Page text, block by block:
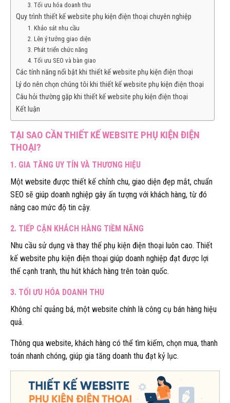
3. Tối ưu hóa doanh thu
Quy trình thiết kế website phụ kiện điện thoại chuyên nghiệp
1. Khảo sát nhu cầu
2. Lên ý tưởng giao diện
3. Phát triển chức năng
4. Tối ưu SEO và bàn giao
Các tính năng nổi bật khi thiết kế website phụ kiện điện thoại
Lý do nên chọn chúng tôi khi thiết kế website phụ kiện điện thoại
Câu hỏi thường gặp khi thiết kế website phụ kiện điện thoại
Kết luận
TẠI SAO CẦN THIẾT KẾ WEBSITE PHỤ KIỆN ĐIỆN
THOẠI?
1. GIA TĂNG UY TÍN VÀ THƯƠNG HIỆU
Một website được thiết kế chỉnh chu, giao diện đẹp mắt, chuẩn
SEO sẽ giúp doanh nghiệp gây ấn tượng với khách hàng, từ đó
nâng cao mức độ tin cậy.
2. TIẾP CẬN KHÁCH HÀNG TIỀM NĂNG
Nhu cầu sử dụng và thay thế phụ kiện điện thoại luôn cao. Thiết
kế website phụ kiện điện thoại giúp doanh nghiệp đạt được lợi
thế cạnh tranh, thu hút khách hàng trên toàn quốc.
3. TỐI ƯU HÓA DOANH THU
Không chỉ quảng bá, một website chính là công cụ bán hàng hiệu
quả.
Thông qua website, khách hàng có thể tìm kiếm, chọn mua, thanh
toán nhanh chóng, giúp gia tăng doanh thu đạt kỷ lục.